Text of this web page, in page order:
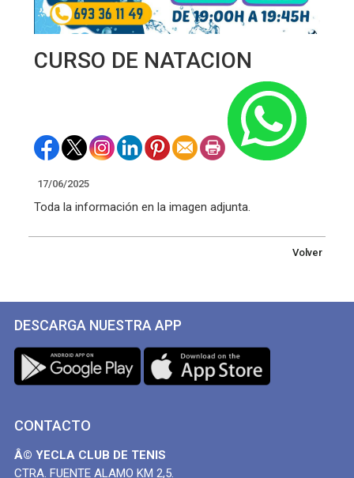
CURSO DE NATACION
17/06/2025
Toda la información en la imagen adjunta.
Volver
DESCARGA NUESTRA APP
CONTACTO
Â© YECLA CLUB DE TENIS
CTRA. FUENTE ALAMO KM 2,5.